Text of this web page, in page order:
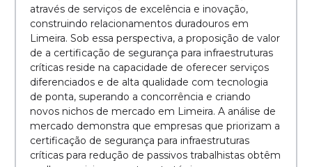
através de serviços de excelência e inovação,
construindo relacionamentos duradouros em
Limeira. Sob essa perspectiva, a proposição de valor
de a certificação de segurança para infraestruturas
críticas reside na capacidade de oferecer serviços
diferenciados e de alta qualidade com tecnologia
de ponta, superando a concorrência e criando
novos nichos de mercado em Limeira. A análise de
mercado demonstra que empresas que priorizam a
certificação de segurança para infraestruturas
críticas para redução de passivos trabalhistas obtêm